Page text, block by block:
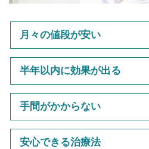
月々の値段が安い
半年以内に効果が出る
手間がかからない
安心できる治療法